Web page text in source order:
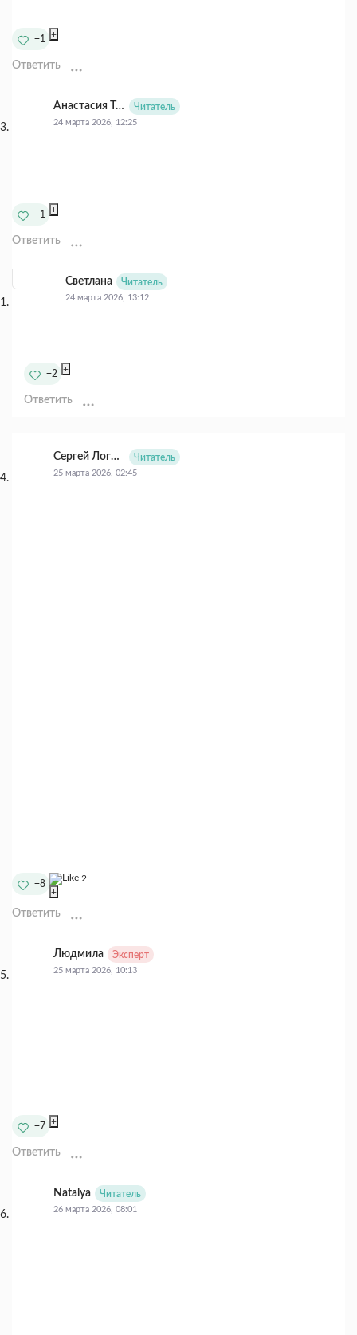
+1 +
Ответить
Анастасия Тычинская Читатель
24 марта 2026, 12:25
+1 +
Ответить
Светлана Читатель
24 марта 2026, 13:12
+2 +
Ответить
Сергей Логинов Читатель
25 марта 2026, 02:45
+8
2
+
Ответить
Людмила Эксперт
25 марта 2026, 10:13
+7 +
Ответить
Natalya Читатель
26 марта 2026, 08:01